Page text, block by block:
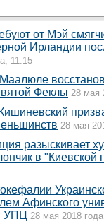
от Мэй
Ирландии
11:15
Феклы 28 мая
28 мая
разыскивает
в "Киевской
Афинского
УПЦ 28 мая 2018